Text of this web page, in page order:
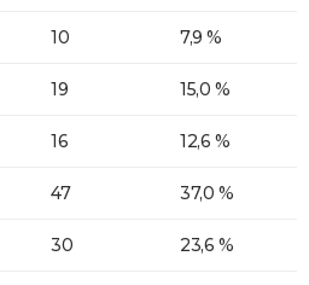
10 7,9 %
19 15,0 %
16 12,6 %
47 37,0 %
30 23,6 %